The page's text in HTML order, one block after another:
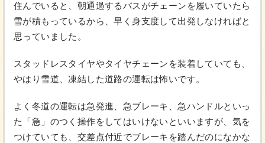
住んでいると、朝通過するバスがチェーンを履いていたら
雪が積もっているから、早く身支度して出発しなければと
思っていました。
スタッドレスタイヤやタイヤチェーンを装着していても、
やはり雪道、凍結した道路の運転は怖いです。
よく冬道の運転は急発進、急ブレーキ、急ハンドルといっ
た「急」のつく操作をしてはいけないといいますが、気を
つけていても、交差点付近でブレーキを踏んだのになかな